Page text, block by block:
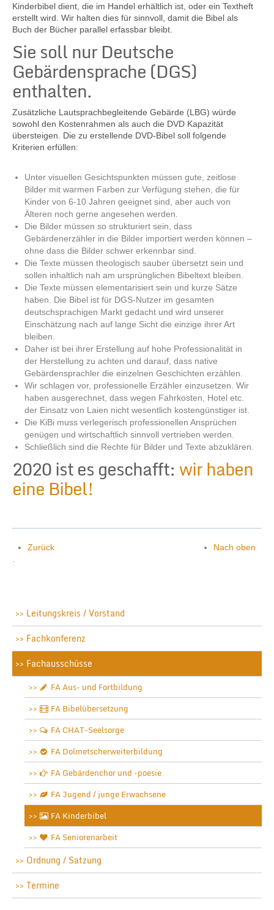
Kinderbibel dient, die im Handel erhältlich ist, oder ein Textheft
erstellt wird. Wir halten dies für sinnvoll, damit die Bibel als
Buch der Bücher parallel erfassbar bleibt.
Sie soll nur Deutsche
Gebärdensprache (DGS)
enthalten.
Zusätzliche Lautsprachbegleitende Gebärde (LBG) würde
sowohl den Kostenrahmen als auch die DVD Kapazität
übersteigen. Die zu erstellende DVD-Bibel soll folgende
Kriterien erfüllen:
Unter visuellen Gesichtspunkten müssen gute, zeitlose
Bilder mit warmen Farben zur Verfügung stehen, die für
Kinder von 6-10 Jahren geeignet sind, aber auch von
Älteren noch gerne angesehen werden.
Die Bilder müssen so strukturiert sein, dass
Gebärdenerzähler in die Bilder importiert werden können –
ohne dass die Bilder schwer erkennbar sind.
Die Texte müssen theologisch sauber übersetzt sein und
sollen inhaltlich nah am ursprünglichen Bibeltext bleiben.
Die Texte müssen elementarisiert sein und kurze Sätze
haben. Die Bibel ist für DGS-Nutzer im gesamten
deutschsprachigen Markt gedacht und wird unserer
Einschätzung nach auf lange Sicht die einzige ihrer Art
bleiben.
Daher ist bei ihrer Erstellung auf hohe Professionalität in
der Herstellung zu achten und darauf, dass native
Gebärdensprachler die einzelnen Geschichten erzählen.
Wir schlagen vor, professionelle Erzähler einzusetzen. Wir
haben ausgerechnet, dass wegen Fahrkosten, Hotel etc.
der Einsatz von Laien nicht wesentlich kostengünstiger ist.
Die KiBi muss verlegerisch professionellen Ansprüchen
genügen und wirtschaftlich sinnvoll vertrieben werden.
Schließlich sind die Rechte für Bilder und Texte abzuklären.
2020 ist es geschafft:wir haben
eine Bibel!
Zurück
Nach oben
Leitungskreis / Vorstand
Fachkonferenz
Fachausschüsse
FA Aus- und Fortbildung
FA Bibelübersetzung
FA CHAT-Seelsorge
FA Dolmetscherweiterbildung
FA Gebärdenchor und -poesie
FA Jugend / junge Erwachsene
FA Kinderbibel
FA Seniorenarbeit
Ordnung / Satzung
Termine